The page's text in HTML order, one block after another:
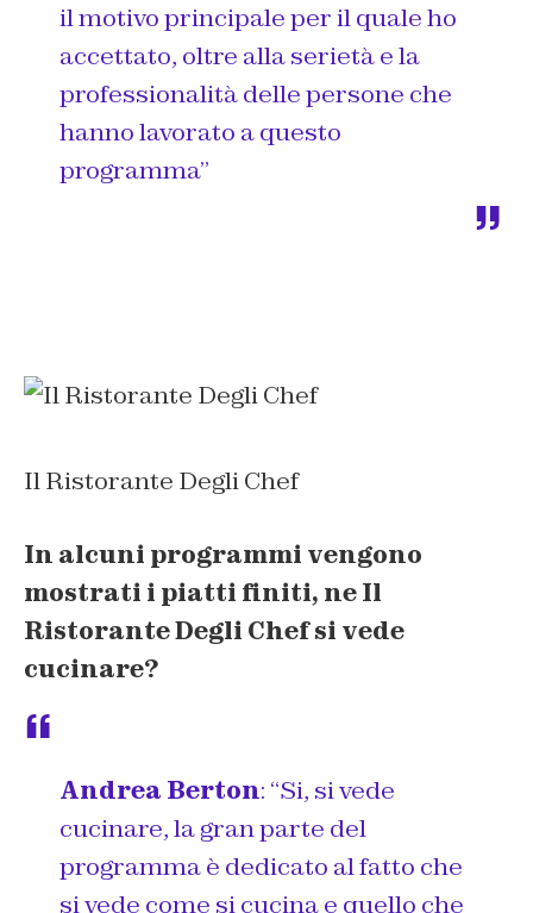
il motivo principale per il quale ho
accettato, oltre alla serietà e la
professionalità delle persone che
hanno lavorato a questo
programma”
Il Ristorante Degli Chef
In alcuni programmi vengono
mostrati i piatti finiti, neIl
Ristorante Degli Chefsi vede
cucinare?
Andrea Berton: “Si, si vede
cucinare, la gran parte del
programma è dedicato al fatto che
si vede come si cucina e quello che